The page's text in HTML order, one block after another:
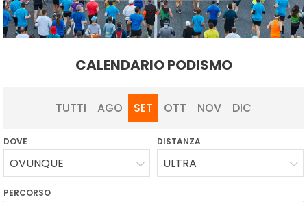
CALENDARIO PODISMO
TUTTI AGO SET OTT NOV DIC
DOVE
OVUNQUE
DISTANZA
ULTRA
PERCORSO